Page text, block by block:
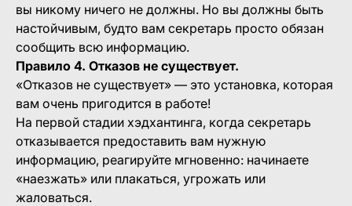
вы никому ничего не должны. Но вы должны быть
настойчивым, будто вам секретарь просто обязан
сообщить всю информацию.
Правило 4. Отказов не существует.
«Отказов не существует» — это установка, которая
вам очень пригодится в работе!
На первой стадии хэдхантинга, когда секретарь
отказывается предоставить вам нужную
информацию, реагируйте мгновенно: начинаете
«наезжать» или плакаться, угрожать или
жаловаться.